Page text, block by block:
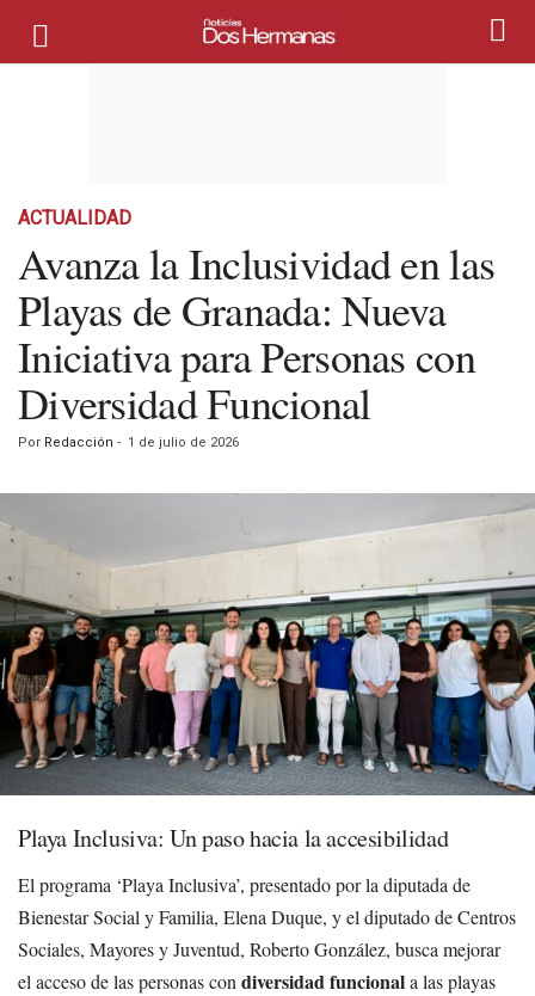
ACTUALIDAD
Avanza la Inclusividad en las
Playas de Granada: Nueva
Iniciativa para Personas con
Diversidad Funcional
Por Redacción - 1 de julio de 2026
Playa Inclusiva: Un paso hacia la accesibilidad
El programa ‘Playa Inclusiva’, presentado por la diputada de
Bienestar Social y Familia, Elena Duque, y el diputado de Centros
Sociales, Mayores y Juventud, Roberto González, busca mejorar
el acceso de las personas con diversidad funcionala las playas